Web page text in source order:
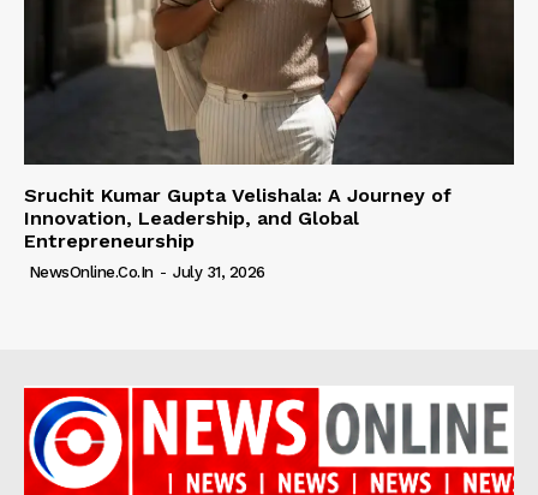
Sruchit Kumar Gupta Velishala: A Journey of
Innovation, Leadership, and Global
Entrepreneurship
NewsOnline.co.in - July 31, 2026